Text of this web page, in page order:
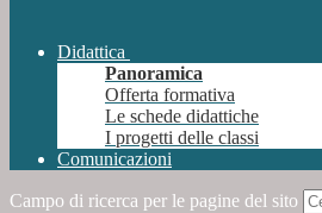
Didattica
Panoramica
Offerta formativa
Le schede didattiche
I progetti delle classi
Comunicazioni
Campo di ricerca per le pagine del sito